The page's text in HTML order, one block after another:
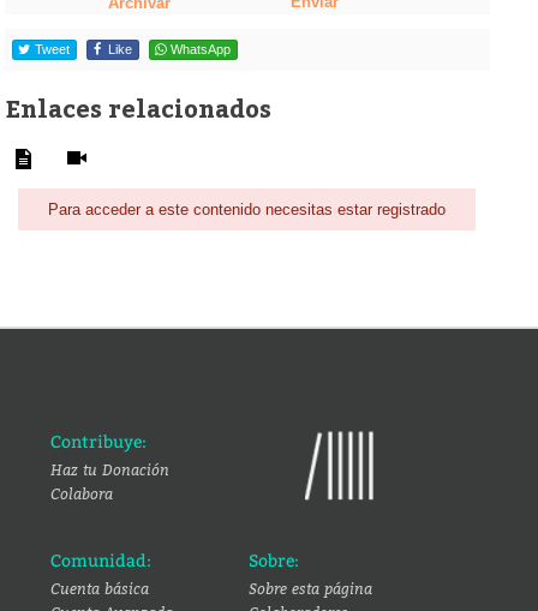
Tweet Like WhatsApp
Enlaces relacionados
Para acceder a este contenido necesitas estar registrado
Contribuye:
Haz tu Donación
Colabora
Comunidad:
Cuenta básica
Sobre:
Sobre esta página